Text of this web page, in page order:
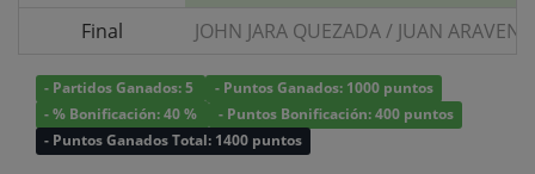
Final
JOHN JARA QUEZADA/ JUAN
- Partidos Ganados: 5
- Puntos Ganados: 1000 puntos
- % Bonificación: 40 %
- Puntos Bonificación: 400 puntos
- Puntos Ganados Total: 1400 puntos